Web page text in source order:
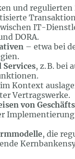
und
IT-
DORA.
– etwa bei
, z. B. bei
Kontext
Vertragswerke.
von
, die